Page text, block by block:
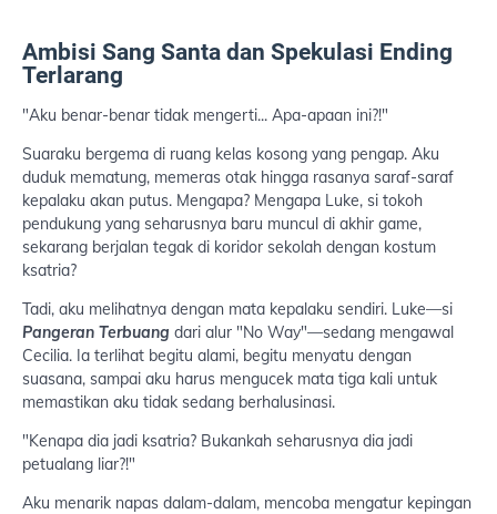
Ambisi Sang Santa dan Spekulasi Ending
Terlarang
"Aku benar-benar tidak mengerti... Apa-apaan ini?!"
Suaraku bergema di ruang kelas kosong yang pengap. Aku
duduk mematung, memeras otak hingga rasanya saraf-saraf
kepalaku akan putus. Mengapa? Mengapa Luke, si tokoh
pendukung yang seharusnya baru muncul di akhir game,
sekarang berjalan tegak di koridor sekolah dengan kostum
ksatria?
Tadi, aku melihatnya dengan mata kepalaku sendiri. Luke—si
Pangeran Terbuang dari alur "No Way"—sedang mengawal
Cecilia. Ia terlihat begitu alami, begitu menyatu dengan
suasana, sampai aku harus mengucek mata tiga kali untuk
memastikan aku tidak sedang berhalusinasi.
"Kenapa dia jadi ksatria? Bukankah seharusnya dia jadi
petualang liar?!"
Aku menarik napas dalam-dalam, mencoba mengatur kepingan